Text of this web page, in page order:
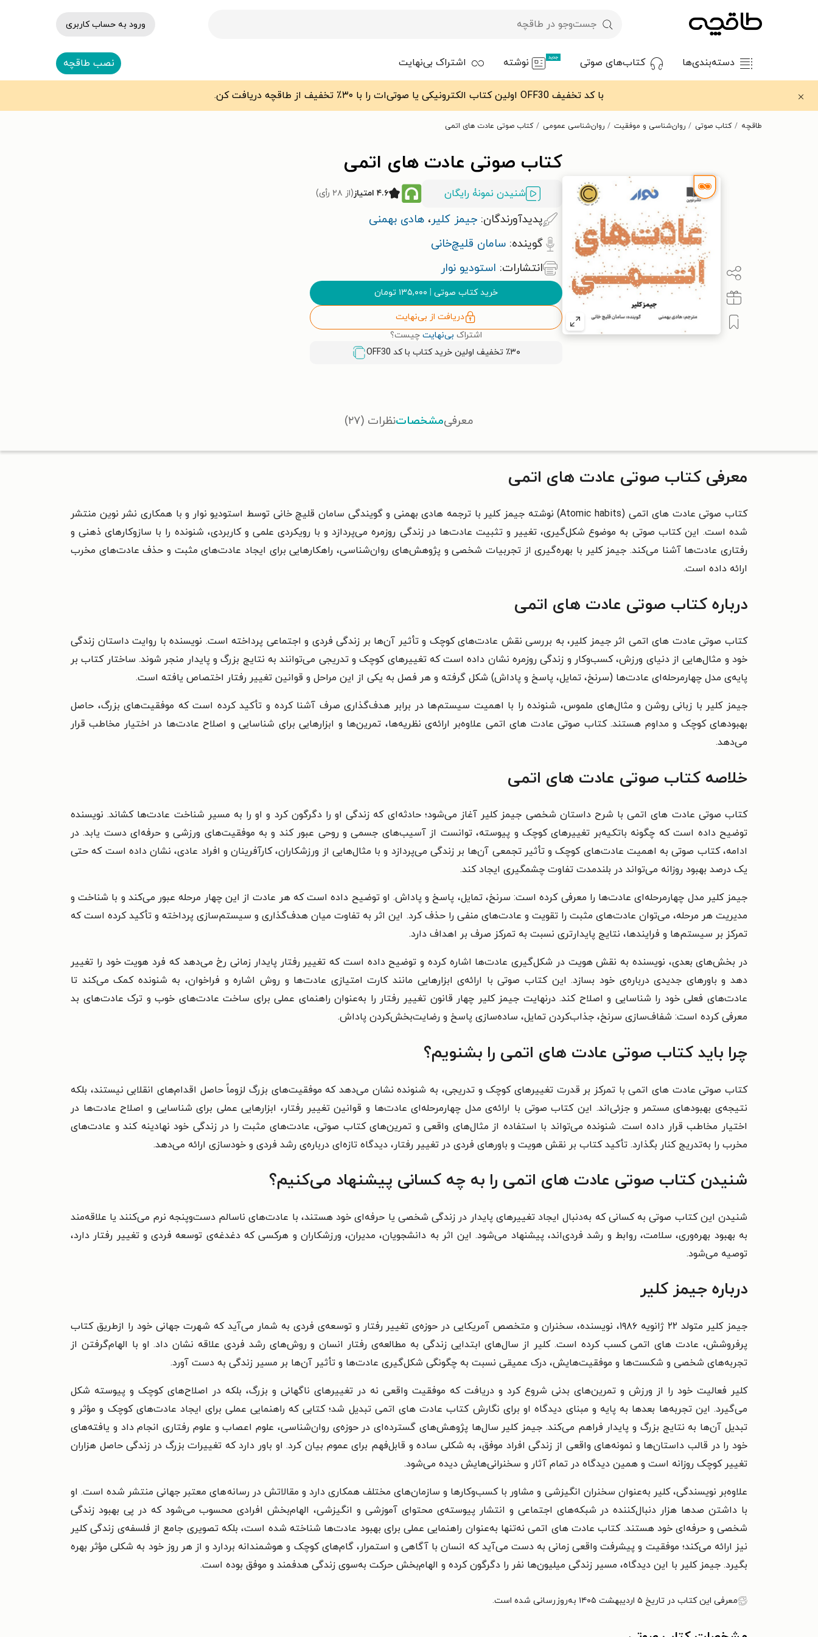
ورود به حساب کاربری
دسته‌بندی‌ها کتاب‌های صوتی جدید نوشته اشتراک بی‌نهایت نصب طاقچه
با کد تخفیف OFF30 اولین کتاب الکترونیکی یا صوتی‌ات را با ۳۰٪ تخفیف از طاقچه دریافت کن.
طاقچه کتاب صوتی روان‌شناسی و موفقیت روان‌شناسی عمومی کتاب صوتی عادت های اتمی
کتاب صوتی عادت های اتمی
شنیدن نمونۀ رایگان ۴.۶ امتیاز (از ۲۸ رأی)
پدیدآورندگان: جیمز کلیر، هادی بهمنی
گوینده: سامان قلیچ‌خانی
انتشارات: استودیو نوار
خرید کتاب صوتی | ۱۳۵,۰۰۰ تومان
دریافت از بی‌نهایت
اشتراک بی‌نهایت چیست؟
٪۳۰ تخفیف اولین خرید کتاب با کد
OFF30
معرفیمشخصاتنظرات (۲۷)
معرفی کتاب صوتی عادت های اتمی
کتاب صوتی عادت‌ های اتمی (Atomic habits) نوشته‌ جیمز کلیر با ترجمه‌ هادی بهمنی و گویندگی سامان قلیچ‌ خانی توسط استودیو نوار و با همکاری نشر نوین منتشر
شده است. این کتاب صوتی به موضوع شکل‌گیری، تغییر و تثبیت عادت‌ها در زندگی روزمره می‌پردازد و با رویکردی علمی و کاربردی، شنونده را با سازوکارهای ذهنی و
رفتاری عادت‌ها آشنا می‌کند. جیمز کلیر با بهره‌گیری از تجربیات شخصی و پژوهش‌های روان‌شناسی، راهکارهایی برای ایجاد عادت‌های مثبت و حذف عادت‌های مخرب
ارائه داده است.
درباره کتاب صوتی عادت های اتمی
کتاب صوتی عادت‌ های اتمی اثر جیمز کلیر، به بررسی نقش عادت‌های کوچک و تأثیر آن‌ها بر زندگی فردی و اجتماعی پرداخته است. نویسنده با روایت داستان زندگی
خود و مثال‌هایی از دنیای ورزش، کسب‌وکار و زندگی روزمره نشان داده است که تغییرهای کوچک و تدریجی می‌توانند به نتایج بزرگ و پایدار منجر شوند. ساختار کتاب بر
پایه‌ی مدل چهارمرحله‌ای عادت‌ها (سرنخ، تمایل، پاسخ و پاداش) شکل گرفته و هر فصل به یکی از این مراحل و قوانین تغییر رفتار اختصاص یافته است.
جیمز کلیر با زبانی روشن و مثال‌های ملموس، شنونده را با اهمیت سیستم‌ها در برابر هدف‌گذاری صرف آشنا کرده و تأکید کرده است که موفقیت‌های بزرگ، حاصل
بهبودهای کوچک و مداوم هستند. کتاب صوتی عادت‌ های اتمی علاوه‌بر ارائه‌ی نظریه‌ها، تمرین‌ها و ابزارهایی برای شناسایی و اصلاح عادت‌ها در اختیار مخاطب قرار
می‌دهد.
خلاصه کتاب صوتی عادت های اتمی
کتاب صوتی عادت‌ های اتمی با شرح داستان شخصی جیمز کلیر آغاز می‌شود؛ حادثه‌ای که زندگی او را دگرگون کرد و او را به مسیر شناخت عادت‌ها کشاند. نویسنده
توضیح داده است که چگونه باتکیه‌بر تغییرهای کوچک و پیوسته، توانست از آسیب‌های جسمی و روحی عبور کند و به موفقیت‌های ورزشی و حرفه‌ای دست یابد. در
ادامه، کتاب صوتی به اهمیت عادت‌های کوچک و تأثیر تجمعی آن‌ها بر زندگی می‌پردازد و با مثال‌هایی از ورزشکاران، کارآفرینان و افراد عادی، نشان داده است که حتی
یک درصد بهبود روزانه می‌تواند در بلندمدت تفاوت چشمگیری ایجاد کند.
جیمز کلیر مدل چهارمرحله‌ای عادت‌ها را معرفی کرده است: سرنخ، تمایل، پاسخ و پاداش. او توضیح داده است که هر عادت از این چهار مرحله عبور می‌کند و با شناخت و
مدیریت هر مرحله، می‌توان عادت‌های مثبت را تقویت و عادت‌های منفی را حذف کرد. این اثر به تفاوت میان هدف‌گذاری و سیستم‌سازی پرداخته و تأکید کرده است که
تمرکز بر سیستم‌ها و فرایندها، نتایج پایدارتری نسبت به تمرکز صرف بر اهداف دارد.
در بخش‌های بعدی، نویسنده به نقش هویت در شکل‌گیری عادت‌ها اشاره کرده و توضیح داده است که تغییر رفتار پایدار زمانی رخ می‌دهد که فرد هویت خود را تغییر
دهد و باورهای جدیدی درباره‌ی خود بسازد. این کتاب صوتی با ارائه‌ی ابزارهایی مانند کارت امتیازی عادت‌ها و روش اشاره و فراخوان، به شنونده کمک می‌کند تا
عادت‌های فعلی خود را شناسایی و اصلاح کند. درنهایت جیمز کلیر چهار قانون تغییر رفتار را به‌عنوان راهنمای عملی برای ساخت عادت‌های خوب و ترک عادت‌های بد
معرفی کرده است: شفاف‌سازی سرنخ، جذاب‌کردن تمایل، ساده‌سازی پاسخ و رضایت‌بخش‌کردن پاداش.
چرا باید کتاب صوتی عادت های اتمی را بشنویم؟
کتاب صوتی عادت‌ های اتمی با تمرکز بر قدرت تغییرهای کوچک و تدریجی، به شنونده نشان می‌دهد که موفقیت‌های بزرگ لزوماً حاصل اقدام‌های انقلابی نیستند، بلکه
نتیجه‌ی بهبودهای مستمر و جزئی‌اند. این کتاب صوتی با ارائه‌ی مدل چهارمرحله‌ای عادت‌ها و قوانین تغییر رفتار، ابزارهایی عملی برای شناسایی و اصلاح عادت‌ها در
اختیار مخاطب قرار داده است. شنونده می‌تواند با استفاده از مثال‌های واقعی و تمرین‌های کتاب صوتی، عادت‌های مثبت را در زندگی خود نهادینه کند و عادت‌های
مخرب را به‌تدریج کنار بگذارد. تأکید کتاب بر نقش هویت و باورهای فردی در تغییر رفتار، دیدگاه تازه‌ای درباره‌ی رشد فردی و خودسازی ارائه می‌دهد.
شنیدن کتاب صوتی عادت های اتمی را به چه کسانی پیشنهاد می‌کنیم؟
شنیدن این کتاب صوتی به کسانی که به‌دنبال ایجاد تغییرهای پایدار در زندگی شخصی یا حرفه‌ای خود هستند، با عادت‌های ناسالم دست‌وپنجه نرم می‌کنند یا علاقه‌مند
به بهبود بهره‌وری، سلامت، روابط و رشد فردی‌اند، پیشنهاد می‌شود. این اثر به دانشجویان، مدیران، ورزشکاران و هرکسی که دغدغه‌ی توسعه فردی و تغییر رفتار دارد،
توصیه می‌شود.
درباره جیمز کلیر
جیمز کلیر متولد ۲۲ ژانویه ۱۹۸۶، نویسنده، سخنران و متخصص آمریکایی در حوزه‌ی تغییر رفتار و توسعه‌ی فردی به شمار می‌آید که شهرت جهانی خود را ازطریق کتاب
پرفروشش، عادت‌ های اتمی کسب کرده است. کلیر از سال‌های ابتدایی زندگی به مطالعه‌ی رفتار انسان و روش‌های رشد فردی علاقه نشان داد. او با الهام‌گرفتن از
تجربه‌های شخصی و شکست‌ها و موفقیت‌هایش، درک عمیقی نسبت به چگونگی شکل‌گیری عادت‌ها و تأثیر آن‌ها بر مسیر زندگی به دست آورد.
کلیر فعالیت خود را از ورزش و تمرین‌های بدنی شروع کرد و دریافت که موفقیت واقعی نه در تغییرهای ناگهانی و بزرگ، بلکه در اصلاح‌های کوچک و پیوسته شکل
می‌گیرد. این تجربه‌ها بعدها به پایه و مبنای دیدگاه او برای نگارش کتاب عادت‌ های اتمی تبدیل شد؛ کتابی که راهنمایی عملی برای ایجاد عادت‌های کوچک و مؤثر و
تبدیل آن‌ها به نتایج بزرگ و پایدار فراهم می‌کند. جیمز کلیر سال‌ها پژوهش‌های گسترده‌ای در حوزه‌ی روان‌شناسی، علوم اعصاب و علوم رفتاری انجام داد و یافته‌های
خود را در قالب داستان‌ها و نمونه‌های واقعی از زندگی افراد موفق، به شکلی ساده و قابل‌فهم برای عموم بیان کرد. او باور دارد که تغییرات بزرگ در زندگی حاصل هزاران
تغییر کوچک روزانه است و همین دیدگاه در تمام آثار و سخنرانی‌هایش دیده می‌شود.
علاوه‌بر نویسندگی، کلیر به‌عنوان سخنران انگیزشی و مشاور با کسب‌وکارها و سازمان‌های مختلف همکاری دارد و مقالاتش در رسانه‌های معتبر جهانی منتشر شده است. او
با داشتن صدها هزار دنبال‌کننده در شبکه‌های اجتماعی و انتشار پیوسته‌ی محتوای آموزشی و انگیزشی، الهام‌بخش افرادی محسوب می‌شود که در پی بهبود زندگی
شخصی و حرفه‌ای خود هستند. کتاب عادت‌ های اتمی نه‌تنها به‌عنوان راهنمایی عملی برای بهبود عادت‌ها شناخته شده است، بلکه تصویری جامع از فلسفه‌ی زندگی کلیر
نیز ارائه می‌کند؛ موفقیت و پیشرفت واقعی زمانی به دست می‌آید که انسان با آگاهی و استمرار، گام‌های کوچک و هوشمندانه بردارد و از هر روز خود به شکلی مؤثر بهره
بگیرد. جیمز کلیر با این دیدگاه، مسیر زندگی میلیون‌ها نفر را دگرگون کرده و الهام‌بخش حرکت به‌سوی زندگی هدفمند و موفق بوده است.
معرفی این کتاب در تاریخ ۵ اردیبهشت ۱۴۰۵ به‌روزرسانی شده است.